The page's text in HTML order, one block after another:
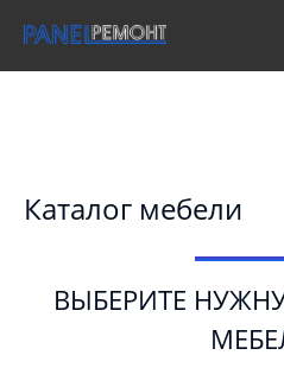
Каталог мебели
ВЫБЕРИТЕ